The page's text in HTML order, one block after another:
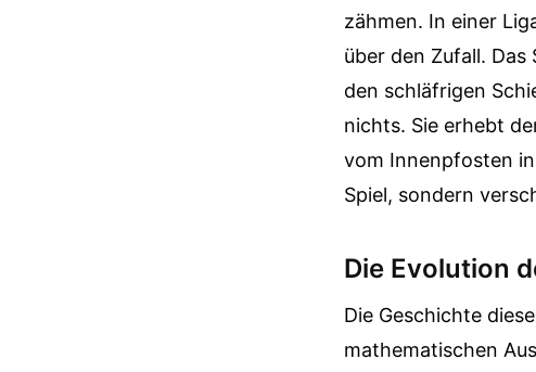
zähmen. In einer
über den Zufall.
den schläfrigen
nichts. Sie erhebt
vom Innenpfosten
Spiel, sondern
Die Evolution
Die Geschichte
mathematischen